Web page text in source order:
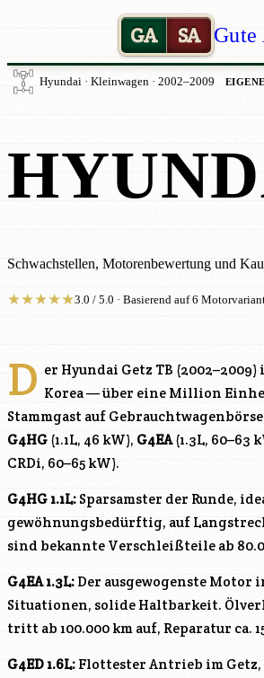
GA SA
Hyundai · Kleinwagen · 2002–2009
Schwachstellen, Motorenbewertung und
★★★★★3.0 / 5.0 · Basierend auf 6
D er Hyundai Getz TB
Korea — über eine Million
Stammgast auf
G4HG (1.1L, 46 kW), G4EA(1.3L, 60–63
CRDi, 60–65 kW).
G4HG1.1L: Sparsamster der Runde,
gewöhnungsbedürftig, auf
sind bekannte Verschleißteile ab
G4EA1.3L: Der ausgewogenste Motor
Situationen, solide Haltbarkeit.
tritt ab 100.000 km auf, Reparatur ca.
G4ED1.6L: Flottester Antrieb im